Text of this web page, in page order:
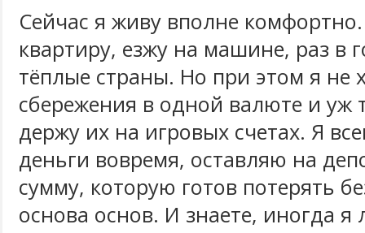
Сейчас я живу вполне
квартиру, езжу на машине, раз в
тёплые страны. Но при этом я не
сбережения в одной валюте и уж
держу их на игровых счетах. Я
деньги вовремя, оставляю на
сумму, которую готов потерять
основа основ. И знаете, иногда я